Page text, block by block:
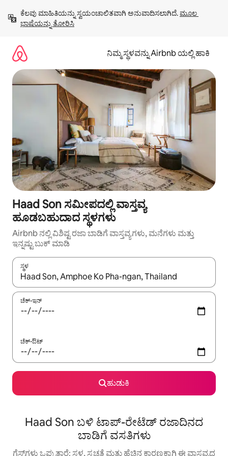
ಹೋಗಿ
ಕೆಲವು ಮಾಹಿತಿಯನ್ನು ಸ್ವಯಂಚಾಲಿತವಾಗಿ ಅನುವಾದಿಸಲಾಗಿದೆ. ಮೂಲ
ಭಾಷೆಯನ್ನು ತೋರಿಸಿ
ನಿಮ್ಮ ಸ್ಥಳವನ್ನು Airbnb ಯಲ್ಲಿ ಹಾಕಿ
Haad Son ಸಮೀಪದಲ್ಲಿ ವಾಸ್ತವ್ಯ
ಹೂಡಬಹುದಾದ ಸ್ಥಳಗಳು
Airbnb ನಲ್ಲಿ ವಿಶಿಷ್ಟ ರಜಾ ಬಾಡಿಗೆ ವಾಸ್ತವ್ಯಗಳು, ಮನೆಗಳು ಮತ್ತು
ಇನ್ನಷ್ಟು ಬುಕ್ ಮಾಡಿ
ಸ್ಥಳ
ಫಲಿತಾಂಶಗಳು ಲಭ್ಯವಿರುವಾಗ, ಅಪ್ ಮತ್ತು ಡೌನ್ ಬಾಣದ ಕೀಲಿಗಳೊಂದಿಗೆ
ಚೆಕ್-ಇನ್
ಚೆಕ್-ಔಟ್
ಹುಡುಕಿ
Haad Son ಬಳಿ ಟಾಪ್-ರೇಟೆಡ್ ರಜಾದಿನದ
ಬಾಡಿಗೆ ವಸತಿಗಳು
ಗೆಸ್ಟ್‌ಗಳು ಒಪ್ಪುತ್ತಾರೆ: ಸ್ಥಳ, ಸ್ವಚ್ಛತೆ ಮತ್ತು ಹೆಚ್ಚಿನ ಕಾರಣಕ್ಕಾಗಿ ಈ ವಾಸ್ತವ್ಯದ